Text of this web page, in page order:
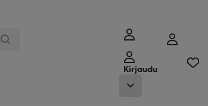
Kirjaudu